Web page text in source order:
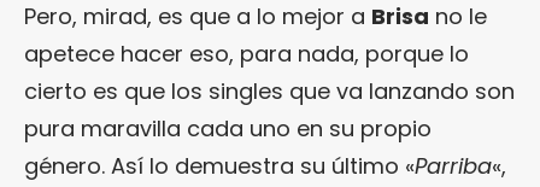
Pero, mirad, es que a lo mejor a Brisa no le
apetece hacer eso, para nada, porque lo
cierto es que los singles que va lanzando son
pura maravilla cada uno en su propio
género. Así lo demuestra su último «Parriba«,